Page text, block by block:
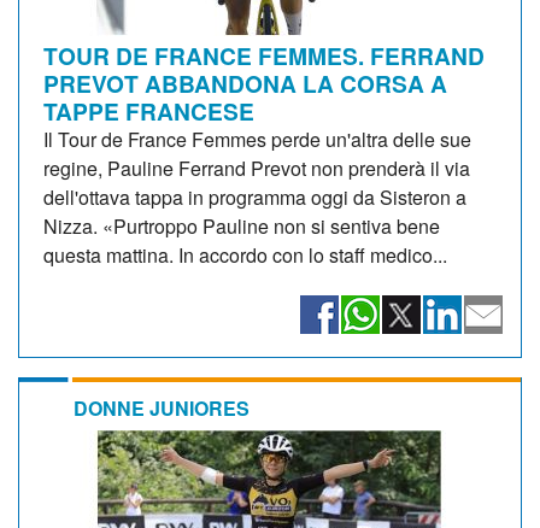
TOUR DE FRANCE FEMMES. FERRAND
PREVOT ABBANDONA LA CORSA A
TAPPE FRANCESE
Il Tour de France Femmes perde un'altra delle sue
regine, Pauline Ferrand Prevot non prenderà il via
dell'ottava tappa in programma oggi da Sisteron a
Nizza. «Purtroppo Pauline non si sentiva bene
questa mattina. In accordo con lo staff medico...
DONNE JUNIORES